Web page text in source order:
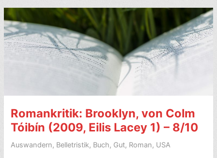
Jonathan
Frantzen
(2010)
–
7/10
Romankritik: Brooklyn, von Colm
Tóibín (2009, Eilis Lacey 1) – 8/10
Auswandern, Belletristik, Buch, Gut, Roman, USA